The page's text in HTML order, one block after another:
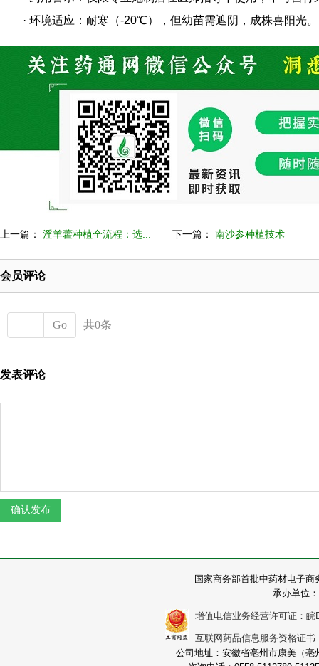
· 环境适应：耐寒（-20℃），但幼苗需遮阴，成株喜阳光。
上一篇： 淫羊藿种植全流程：选... 下一篇： 南沙参种植技术
会员评论
Go 共0条
发表评论
国家商务部首批中药材电子
承办单位
增值电信业务经营许可证：皖
互联网药品信息服务资格证
公司地址：安徽省亳州市康美（